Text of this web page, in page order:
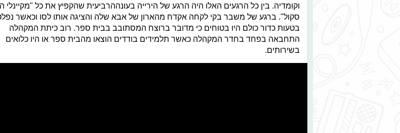
וקומדיה. בין כל הרגעים האלו היה הרגע של הירייה בעונההרביעית שהקפיץ את כל "מקיינלי
סקול". ברגע של משבר בקי לקחה אקדח מהארון של אבא שלה והציגה אותו לסו וכאשר
בטעות כדור כולם היו בטוחים כי מדובר ברוצח המסתובב בבית ספר. רוב כיתת המקהלה
התחבאה בפחד בחדר המקהלה כאשר תלמידים בודדים הוצאו מהבית ספר או היו כלואים
בשירותים.